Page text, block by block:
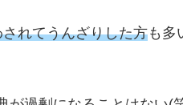
れてうんざりした方も多